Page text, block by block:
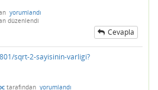
yorumlandı
düzenlendi
Cevapla
sqrt-2-sayisinin-varligi?
tarafından yorumlandı